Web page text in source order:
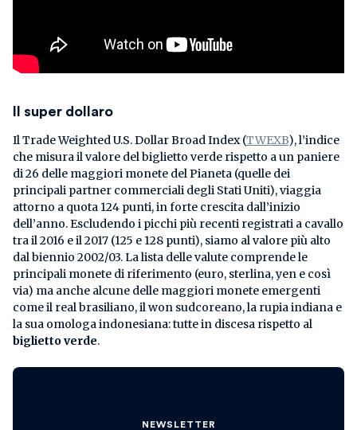
Il super dollaro
Il Trade Weighted U.S. Dollar Broad Index (TWEXB), l’indice
che misura il valore del biglietto verde rispetto a un paniere
di 26 delle maggiori monete del Pianeta (quelle dei
principali partner commerciali degli Stati Uniti), viaggia
attorno a quota 124 punti, in forte crescita dall’inizio
dell’anno. Escludendo i picchi più recenti registrati a cavallo
tra il 2016 e il 2017 (125 e 128 punti), siamo al valore più alto
dal biennio 2002/03. La lista delle valute comprende le
principali monete di riferimento (euro, sterlina, yen e così
via) ma anche alcune delle maggiori monete emergenti
come il real brasiliano, il won sudcoreano, la rupia indiana e
la sua omologa indonesiana: tutte in discesa rispetto al
biglietto verde.
NEWSLETTER